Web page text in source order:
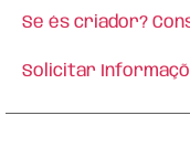
Se és criador?
Solicitar